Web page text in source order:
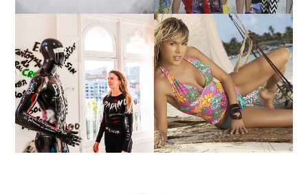
MARGA GONZÁLEZ Y
ELIA FERNÁNDEZ
DIALOGAN EN ESPACIO
DEL ANONIMATO, LA
CASA ROSA DE OVIEDO
LA ALTURA DE LAS
MODELOS MAS
BAJITAS